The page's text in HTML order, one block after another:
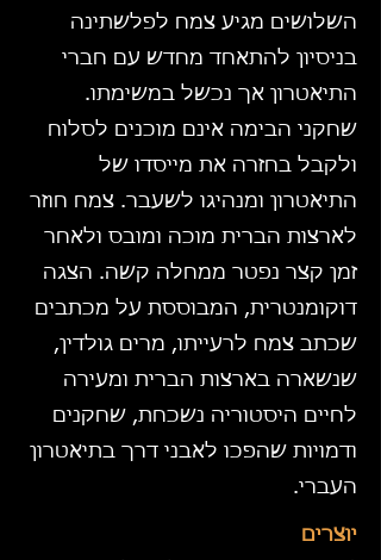
השלושים מגיע צמח לפלשתינה
בניסיון להתאחד מחדש עם חברי
התיאטרון אך נכשל במשימתו.
שחקני הבימה אינם מוכנים לסלוח
ולקבל בחזרה את מייסדו של
התיאטרון ומנהיגו לשעבר. צמח חוזר
לארצות הברית מוכה ומובס ולאחר
זמן קצר נפטר ממחלה קשה. הצגה
דוקומנטרית, המבוססת על מכתבים
שכתב צמח לרעייתו, מרים גולדין,
שנשארה בארצות הברית ומעירה
לחיים היסטוריה נשכחת, שחקנים
ודמויות שהפכו לאבני דרך בתיאטרון
העברי.
יוצרים